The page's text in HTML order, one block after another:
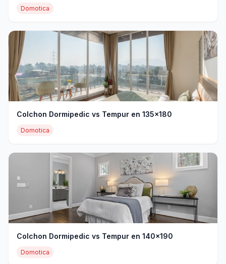
Domotica
Colchon Dormipedic vs Tempur en 135x180
Domotica
Colchon Dormipedic vs Tempur en 140x190
Domotica